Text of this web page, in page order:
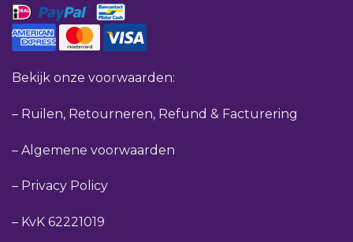
Bekijk onze voorwaarden:
– Ruilen, Retourneren, Refund & Facturering
– Algemene voorwaarden
– Privacy Policy
– KvK 62221019